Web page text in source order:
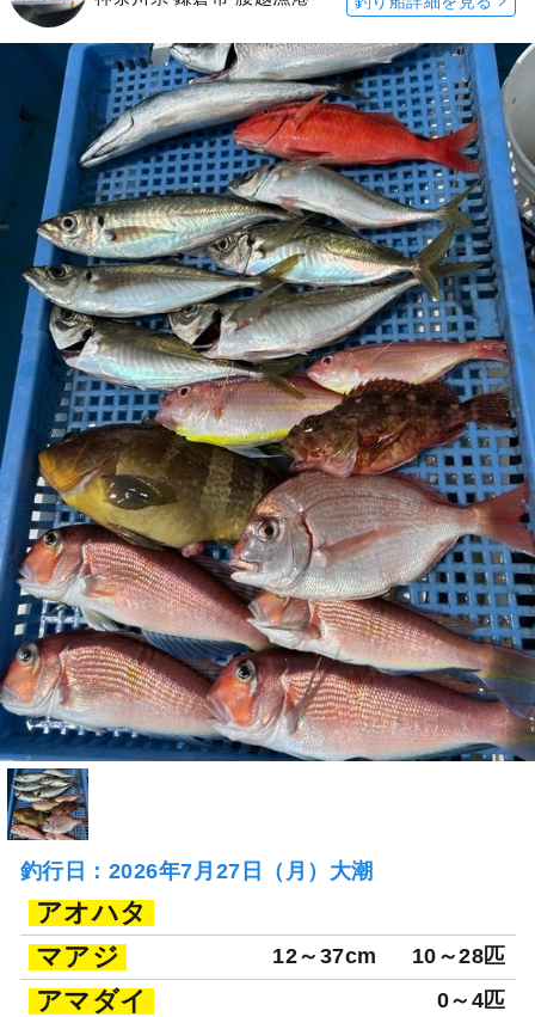
釣行日：2026年7月27日（月）大潮
アオハタ
マアジ
12～37cm 10～28匹
アマダイ 0～4匹